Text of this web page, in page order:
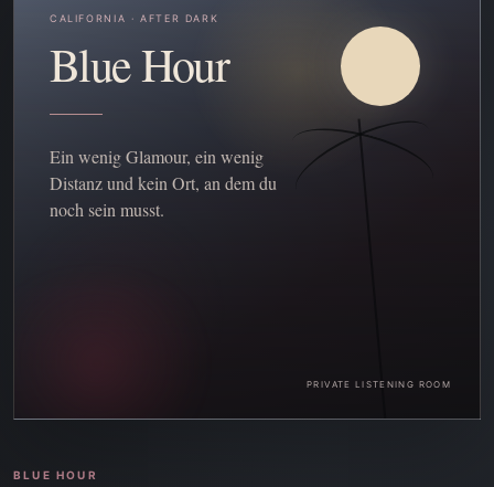
BLUE HOUR
CALIFORNIA · AFTER DARK
Blue Hour
Ein wenig Glamour, ein wenig
Distanz und kein Ort, an dem du
noch sein musst.
PRIVATE LISTENING ROOM